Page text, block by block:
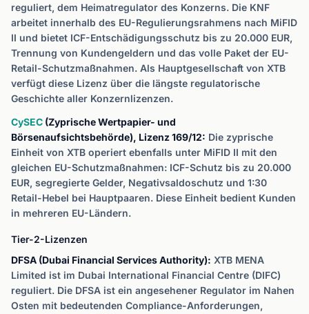
reguliert, dem Heimatregulator des Konzerns. Die KNF
arbeitet innerhalb des EU-Regulierungsrahmens nach MiFID
II und bietet ICF-Entschädigungsschutz bis zu 20.000 EUR,
Trennung von Kundengeldern und das volle Paket der EU-
Retail-Schutzmaßnahmen. Als Hauptgesellschaft von XTB
verfügt diese Lizenz über die längste regulatorische
Geschichte aller Konzernlizenzen.
CySEC (Zyprische Wertpapier- und
Börsenaufsichtsbehörde), Lizenz 169/12: Die zyprische
Einheit von XTB operiert ebenfalls unter MiFID II mit den
gleichen EU-Schutzmaßnahmen: ICF-Schutz bis zu 20.000
EUR, segregierte Gelder, Negativsaldoschutz und 1:30
Retail-Hebel bei Hauptpaaren. Diese Einheit bedient Kunden
in mehreren EU-Ländern.
Tier-2-Lizenzen
DFSA (Dubai Financial Services Authority): XTB MENA
Limited ist im Dubai International Financial Centre (DIFC)
reguliert. Die DFSA ist ein angesehener Regulator im Nahen
Osten mit bedeutenden Compliance-Anforderungen,